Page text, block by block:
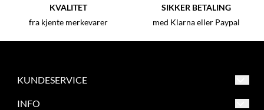
KVALITET
fra kjente merkevarer
SIKKER BETALING
med Klarna eller Paypal
KUNDESERVICE
INFO